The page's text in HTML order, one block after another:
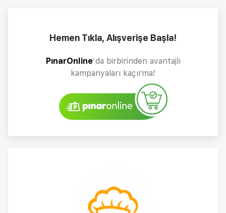
Hemen Tıkla, Alışverişe Başla!
PınarOnline’da birbirinden avantajlı
kampanyaları kaçırma!